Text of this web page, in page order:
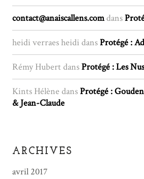
contact@anaiscallens.comdans
heidi verraes heidi dansProtégé :
Rémy Hubert dansProtégé : Les
Kints Hélène dansProtégé :
& Jean-Claude
ARCHIVES
avril 2017